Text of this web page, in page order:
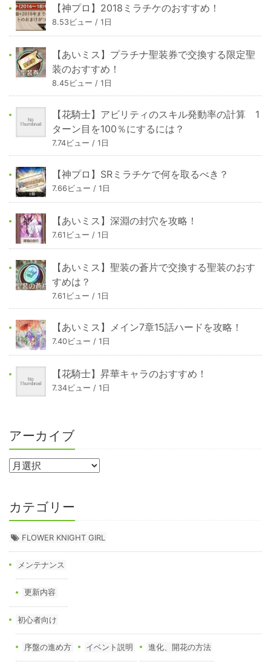
【神プロ】2018ミラチケのおすすめ！
8.53ビュー / 1日
【あいミス】プラチナ聖装券で交換する限定聖
装のおすすめ！
8.45ビュー / 1日
【花騎士】アビリティのスキル発動率の計算 1
ターン目を100％にするには？
7.74ビュー / 1日
【神プロ】SRミラチケで何を取るべき？
7.66ビュー / 1日
【あいミス】深淵の封穴を攻略！
7.61ビュー / 1日
【あいミス】聖装の蒼片で交換する聖装のおす
すめは？
7.61ビュー / 1日
【あいミス】メイン7章15話ハードを攻略！
7.40ビュー / 1日
【花騎士】昇華キャラのおすすめ！
7.34ビュー / 1日
アーカイブ
カテゴリー
FLOWER KNIGHT GIRL
メンテナンス
更新内容
初心者向け
序盤の進め方 イベント説明 進化、開花の方法